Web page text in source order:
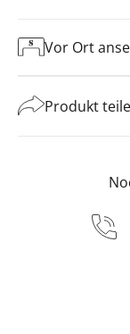
Vor Ort
Produkt